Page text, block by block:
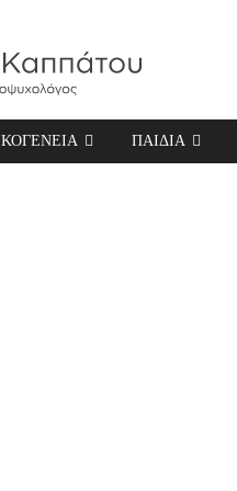
–ΠΑΙΔΙΑ